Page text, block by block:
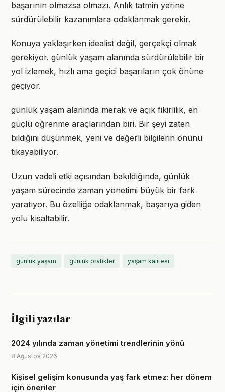
başarının olmazsa olmazı. Anlık tatmin yerine
sürdürülebilir kazanımlara odaklanmak gerekir.
Konuya yaklaşırken idealist değil, gerçekçi olmak
gerekiyor. günlük yaşam alanında sürdürülebilir bir
yol izlemek, hızlı ama geçici başarıların çok önüne
geçiyor.
günlük yaşam alanında merak ve açık fikirlilik, en
güçlü öğrenme araçlarından biri. Bir şeyi zaten
bildiğini düşünmek, yeni ve değerli bilgilerin önünü
tıkayabiliyor.
Uzun vadeli etki açısından bakıldığında, günlük
yaşam sürecinde zaman yönetimi büyük bir fark
yaratıyor. Bu özelliğe odaklanmak, başarıya giden
yolu kısaltabilir.
günlük yaşam günlük pratikler yaşam kalitesi
İlgili yazılar
2024 yılında zaman yönetimi trendlerinin yönü
8 Ağustos 2026
Kişisel gelişim konusunda yaş fark etmez: her dönem
için öneriler